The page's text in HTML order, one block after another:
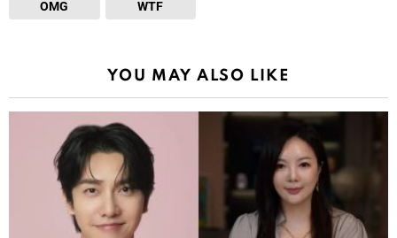
OMG WTF
YOU MAY ALSO LIKE